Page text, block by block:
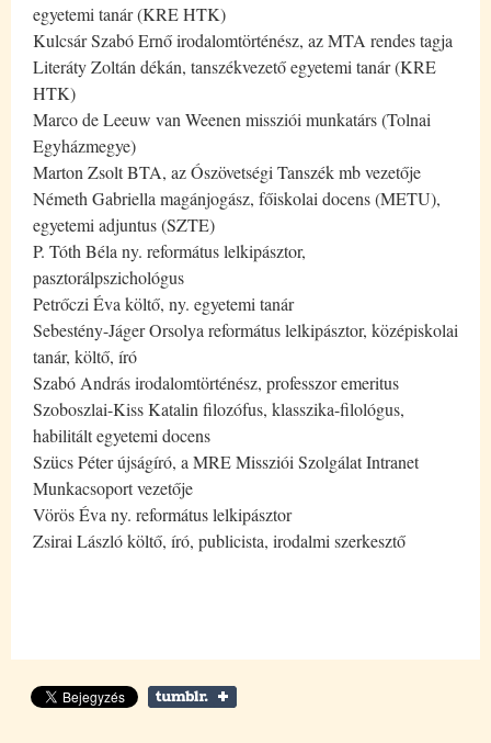
egyetemi tanár (KRE HTK)
Kulcsár Szabó Ernő irodalomtörténész, az MTA rendes tagja
Literáty Zoltán dékán, tanszékvezető egyetemi tanár (KRE
HTK)
Marco de Leeuw van Weenen missziói munkatárs (Tolnai
Egyházmegye)
Marton Zsolt BTA, az Ószövetségi Tanszék mb vezetője
Németh Gabriella magánjogász, főiskolai docens (METU),
egyetemi adjuntus (SZTE)
P. Tóth Béla ny. református lelkipásztor,
pasztorálpszichológus
Petrőczi Éva költő, ny. egyetemi tanár
Sebestény-Jáger Orsolya református lelkipásztor, középiskolai
tanár, költő, író
Szabó András irodalomtörténész, professzor emeritus
Szoboszlai-Kiss Katalin filozófus, klasszika-filológus,
habilitált egyetemi docens
Szücs Péter újságíró, a MRE Missziói Szolgálat Intranet
Munkacsoport vezetője
Vörös Éva ny. református lelkipásztor
Zsirai László költő, író, publicista, irodalmi szerkesztő